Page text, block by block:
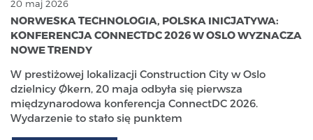
20 maj 2026
NORWESKA TECHNOLOGIA, POLSKA INICJATYWA:
KONFERENCJA CONNECTDC 2026 W OSLO WYZNACZA
NOWE TRENDY
W prestiżowej lokalizacji Construction City w Oslo
dzielnicy Økern, 20 maja odbyła się pierwsza
międzynarodowa konferencja ConnectDC 2026.
Wydarzenie to stało się punktem